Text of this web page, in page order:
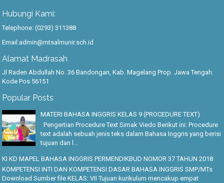
Hubungi Kami:
Telephone: (0293) 311388
Email:admin@mtsalmunir.sch.id
Alamat Madrasah
Jl Raden Abdullah No. 36 Bandongan, Kab. Magelang Prop. Jawa Tengah.
Kode Pos 56151
Popular Posts
MATERI BAHASA INGGRIS KELAS 9 (PROCEDURE TEXT)
Pengertian Procedure Text Simak Viedo Berikut ini: Procedure
text adalah sebuah jenis teks dalam Bahasa Inggris yang berisi
tujuan dan l...
KI KD MAPEL BAHASA INGGRIS PERMENDIKBUD NOMOR 37 TAHUN 2018
KOMPETENSI INTI DAN KOMPETENSI DASAR BAHASA INGGRIS SMP/MTs
Download Sumber file KELAS: VII Tujuan kurikulum mencakup empat